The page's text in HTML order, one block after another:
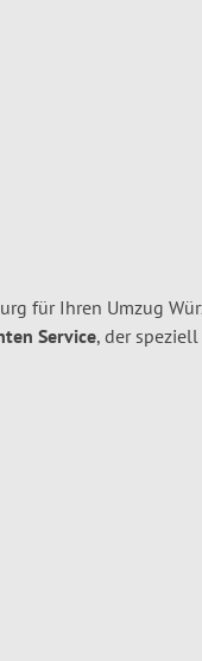
für Ihren Umzug
Service, der